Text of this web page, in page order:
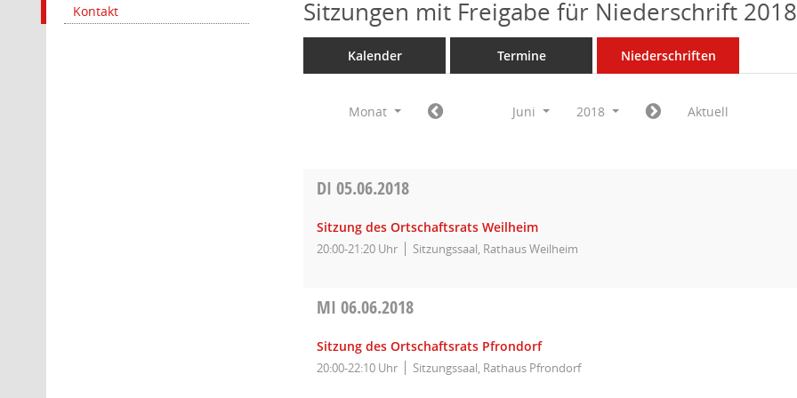
Kontakt Sitzungen mit Freigabe für Niederschrift 2018
Kalender Termine Niederschriften
Monat Juni 2018 Aktuell
DI05.06.2018
Sitzung des Ortschaftsrats Weilheim
20:00-21:20 Uhr Sitzungssaal, Rathaus Weilheim
MI06.06.2018
Sitzung des Ortschaftsrats Pfrondorf
20:00-22:10 Uhr Sitzungssaal, Rathaus Pfrondorf